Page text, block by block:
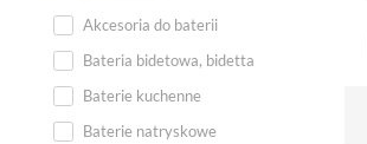
Akcesoria do baterii
Bateria bidetowa, bidetta
Baterie kuchenne
Baterie natryskowe